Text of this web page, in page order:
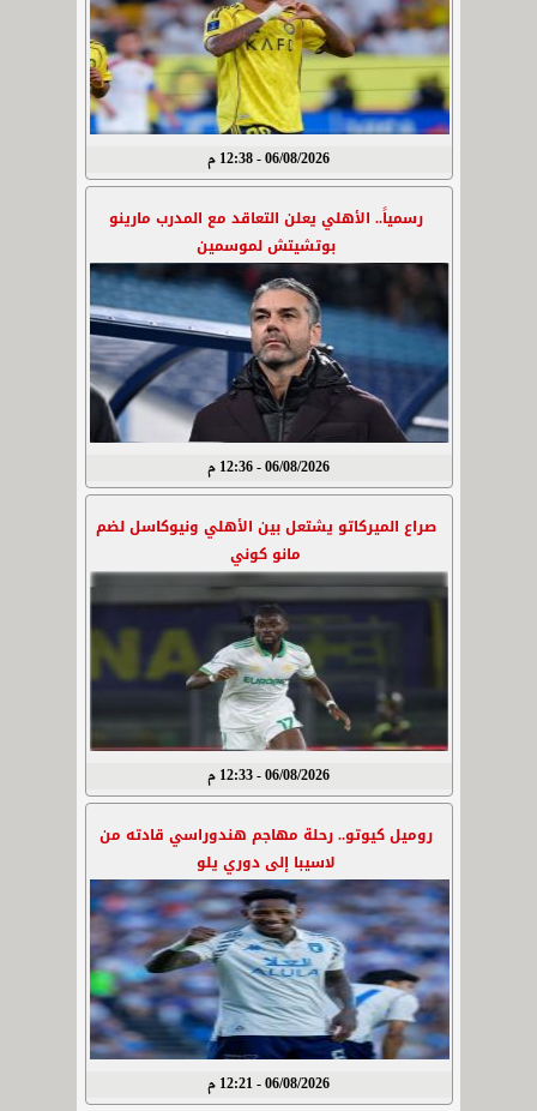
06/08/2026 - 12:38 م
رسمياً.. الأهلي يعلن التعاقد مع المدرب مارينو
بوتشيتش لموسمين
06/08/2026 - 12:36 م
صراع الميركاتو يشتعل بين الأهلي ونيوكاسل لضم
مانو كوني
06/08/2026 - 12:33 م
روميل كيوتو.. رحلة مهاجم هندوراسي قادته من
لاسيبا إلى دوري يلو
06/08/2026 - 12:21 م